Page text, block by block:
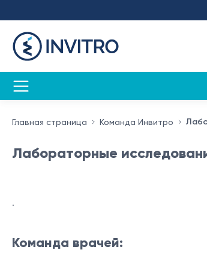
Главная страница Команда Инвитро
Лабораторные
.
Команда врачей: